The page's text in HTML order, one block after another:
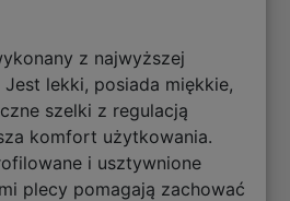
z najwyższej
Jest lekki, posiada miękkie,
szelki z regulacją
komfort użytkowania.
i usztywnione
plecy pomagają zachować